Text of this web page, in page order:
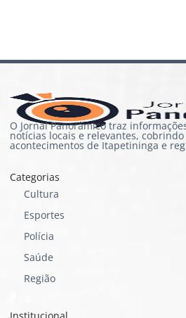
O Jornal Panorâmico traz
notícias locais e relevantes,
acontecimentos de Itapetininga e
Categorias
Cultura
Esportes
Polícia
Saúde
Região